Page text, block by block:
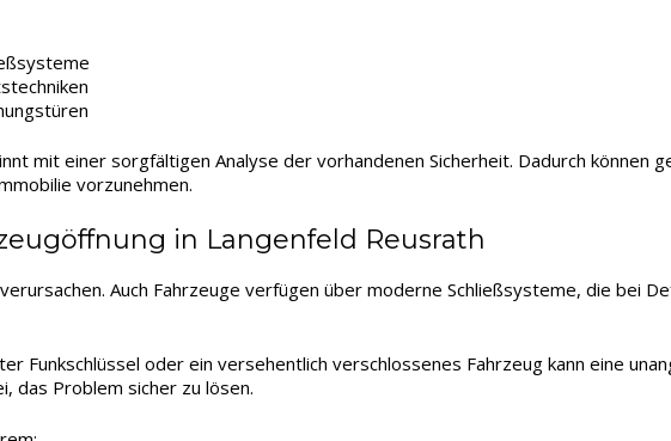
mit einer sorgfältigen Analyse der vorhandenen Sicherheit. Dadurch können
vorzunehmen.
in Langenfeld Reusrath
Auch Fahrzeuge verfügen über moderne Schließsysteme, die bei
Funkschlüssel oder ein versehentlich verschlossenes Fahrzeug kann eine
das Problem sicher zu lösen.